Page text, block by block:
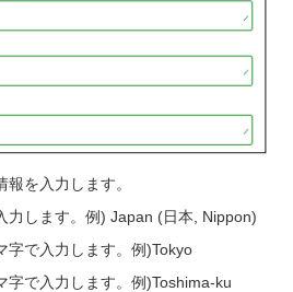
を入力します。
します。例) Japan (日本, Nippon)
で入力します。例)Tokyo
で入力します。例)Toshima-ku